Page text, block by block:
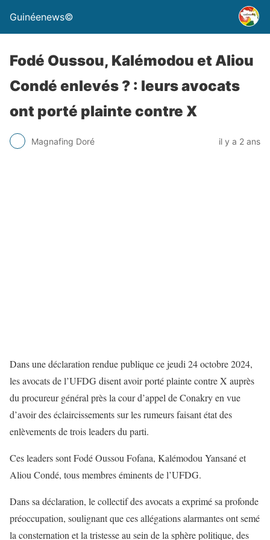
Guinéenews©
Fodé Oussou, Kalémodou et Aliou
Condé enlevés ? : leurs avocats
ont porté plainte contre X
Magnafing Doré il y a 2 ans
Dans une déclaration rendue publique ce jeudi 24 octobre 2024,
les avocats de l’UFDG disent avoir porté plainte contre X auprès
du procureur général près la cour d’appel de Conakry en vue
d’avoir des éclaircissements sur les rumeurs faisant état des
enlèvements de trois leaders du parti.
Ces leaders sont Fodé Oussou Fofana, Kalémodou Yansané et
Aliou Condé, tous membres éminents de l’UFDG.
Dans sa déclaration, le collectif des avocats a exprimé sa profonde
préoccupation, soulignant que ces allégations alarmantes ont semé
la consternation et la tristesse au sein de la sphère politique, des